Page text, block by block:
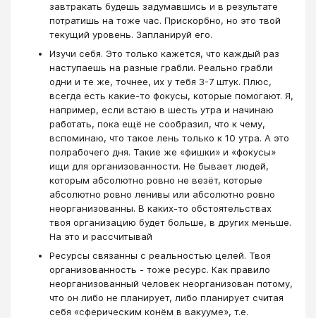
завтракать будешь задумавшись и в результате
потратишь на тоже час. Прискорбно, но это твой
текущий уровень. Запланируй его.
Изучи себя. Это только кажется, что каждый раз
наступаешь на разные грабли. Реально грабли
одни и те же, точнее, их у тебя 3-7 штук. Плюс,
всегда есть какие-то фокусы, которые помогают. Я,
например, если встаю в шесть утра и начинаю
работать, пока ещё не сообразил, что к чему,
вспоминаю, что такое лень только к 10 утра. А это
полрабочего дня. Такие же «фишки» и «фокусы»
ищи для организованности. Не бывает людей,
которым абсолютно ровно не везёт, которые
абсолютно ровно ленивы или абсолютно ровно
неорганизованны. В каких-то обстоятельствах
твоя организацию будет больше, в других меньше.
На это и рассчитывай
Ресурсы связанны с реальностью целей. Твоя
организованность - тоже ресурс. Как правило
неорганизованный человек неорганизован потому,
что он либо не планирует, либо планирует считая
себя «сферическим конём в вакууме», т.е.